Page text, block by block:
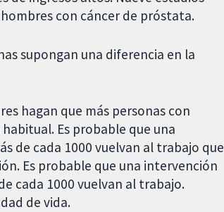
con cáncer de próstata.
supongan una diferencia en la
hagan que más personas con
Es probable que una
de cada 1000 vuelvan al trabajo que
Es probable que una intervención
cada 1000 vuelvan al trabajo.
de vida.